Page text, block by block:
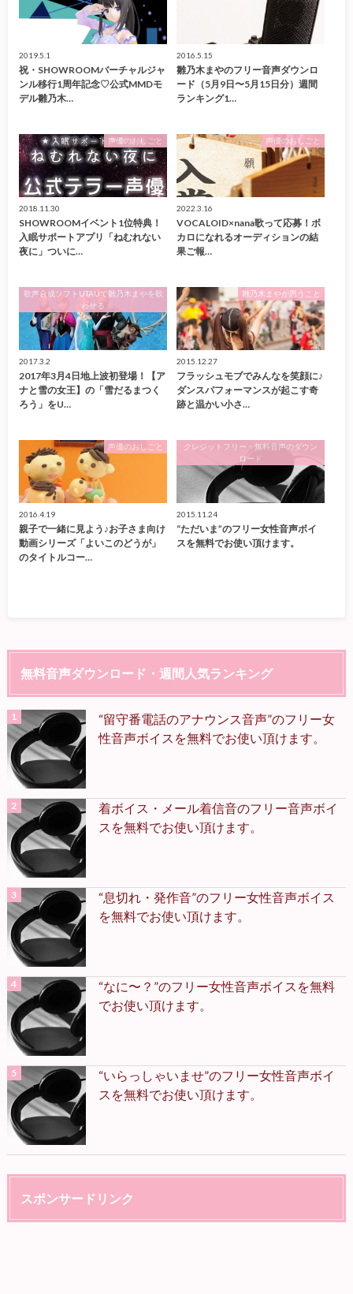
2019.5.1
祝・SHOWROOMバーチャルジャ
ンル移行1周年記念♡公式MMDモ
デル雛乃木…
2016.5.15
雛乃木まやのフリー音声ダウンロ
ード（5月9日〜5月15日分）週間
ランキング1…
声優のおしごと
2018.11.30
SHOWROOMイベント1位特典！
入眠サポートアプリ「ねむれない
夜に」ついに…
声優のおしごと
2022.3.16
VOCALOID×nana歌って応募！ボ
カロになれるオーディションの結
果ご報…
歌声合成ソフトUTAUで雛乃木まやを歌
わせる
2017.3.2
2017年3月4日地上波初登場！【ア
ナと雪の女王】の「雪だるまつく
ろう」をU…
雛乃木まやが思うこと
2015.12.27
フラッシュモブでみんなを笑顔に♪
ダンスパフォーマンスが起こす奇
跡と温かい小さ…
声優のおしごと
2016.4.19
親子で一緒に見よう♪お子さま向け
動画シリーズ「よいこのどうが」
のタイトルコー…
クレジットフリー・無料音声のダウン
ロード
2015.11.24
“ただいま”のフリー女性音声ボイ
スを無料でお使い頂けます。
無料音声ダウンロード・週間人気ランキング
“留守番電話のアナウンス音声”のフリー女
性音声ボイスを無料でお使い頂けます。
着ボイス・メール着信音のフリー音声ボイ
スを無料でお使い頂けます。
“息切れ・発作音”のフリー女性音声ボイス
を無料でお使い頂けます。
“なに〜？”のフリー女性音声ボイスを無料
でお使い頂けます。
“いらっしゃいませ”のフリー女性音声ボイ
スを無料でお使い頂けます。
スポンサードリンク